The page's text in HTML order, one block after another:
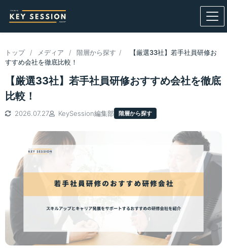
トップ / メディア / 階層から探す /
【厳選33社】若手社員研修お
すすめ会社を徹底比較！
【厳選33社】若手社員研修おすすめ会社を徹底
比較！
2026.07.27 KeySession編集部 階層から探す